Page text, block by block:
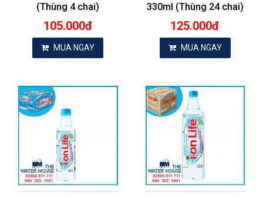
(Thùng 4 chai)
105.000đ
MUA NGAY
330ml (Thùng 24 chai)
125.000đ
MUA NGAY